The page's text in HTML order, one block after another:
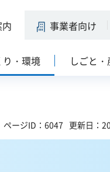
事業者向け
り・環境 しごと
ページID：6047 更新日：